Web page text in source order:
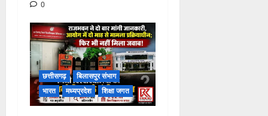
0
छत्तीसगढ़
बिलासपुर संभाग
भारत
मध्यप्रदेश शिक्षा जगत